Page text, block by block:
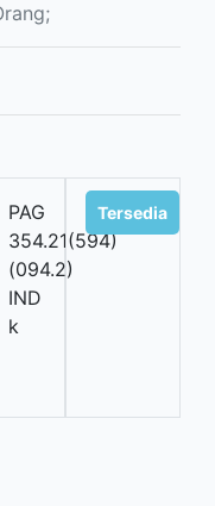
PAG
354.21(594)
(094.2)
IND
k
Tersedia